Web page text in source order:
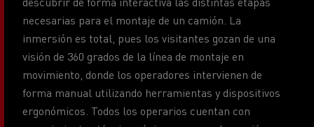
inmersión es total, pues los visitantes gozan de una
visión de 360 grados de la línea de montaje en
movimiento, donde los operadores intervienen de
forma manual utilizando herramientas y dispositivos
ergonómicos. Todos los operarios cuentan con
conocimientos técnicos únicos, pues cada camión se
fabrica a medida y corresponde a las necesidades